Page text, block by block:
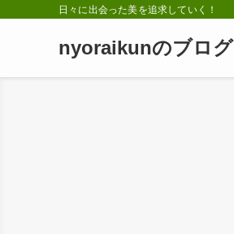
日々に出会った美を追求していく！
nyoraikunのブログ